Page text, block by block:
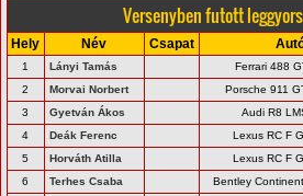
Versenyben futott
Hely Név Csapat
1 Lányi Tamás Ferrari 488
2
Morvai Norbert Porsche 911
3
Gyetván Ákos Audi R8
4
Deák Ferenc Lexus RC F
5
Horváth Atilla Lexus RC F
6
Terhes Csaba Bentley